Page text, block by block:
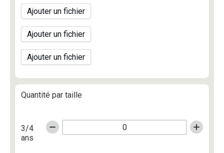
Ajouter un fichier
Ajouter un fichier
Ajouter un fichier
Quantité par taille
3/4
ans